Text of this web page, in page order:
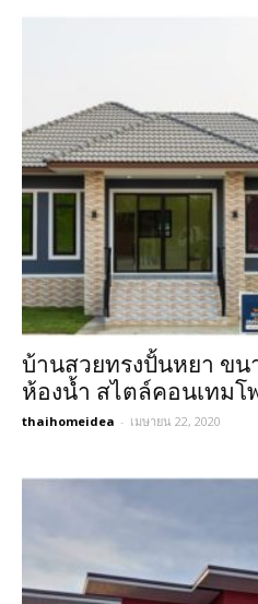
บ้านสวยทรงปั้นหยา ขน
ห้องน้ำ สไตล์คอนเทมโ
thaihomeidea - เมษายน 22, 2020